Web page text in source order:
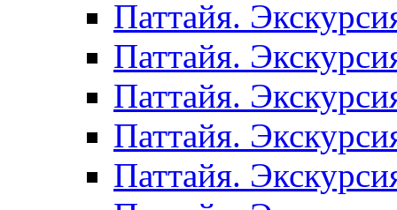
Паттайя.
Паттайя.
Паттайя.
Паттайя.
Паттайя.